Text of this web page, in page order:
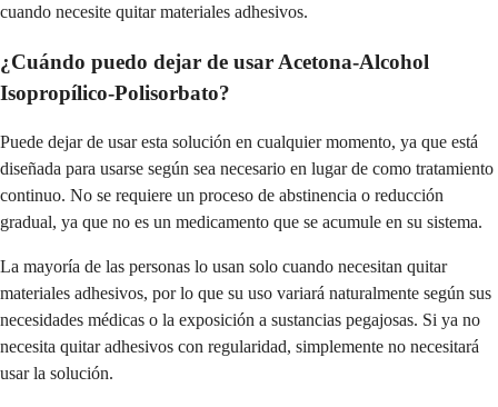
cuando necesite quitar materiales adhesivos.
¿Cuándo puedo dejar de usar Acetona-Alcohol
Isopropílico-Polisorbato?
Puede dejar de usar esta solución en cualquier momento, ya que está
diseñada para usarse según sea necesario en lugar de como tratamiento
continuo. No se requiere un proceso de abstinencia o reducción
gradual, ya que no es un medicamento que se acumule en su sistema.
La mayoría de las personas lo usan solo cuando necesitan quitar
materiales adhesivos, por lo que su uso variará naturalmente según sus
necesidades médicas o la exposición a sustancias pegajosas. Si ya no
necesita quitar adhesivos con regularidad, simplemente no necesitará
usar la solución.